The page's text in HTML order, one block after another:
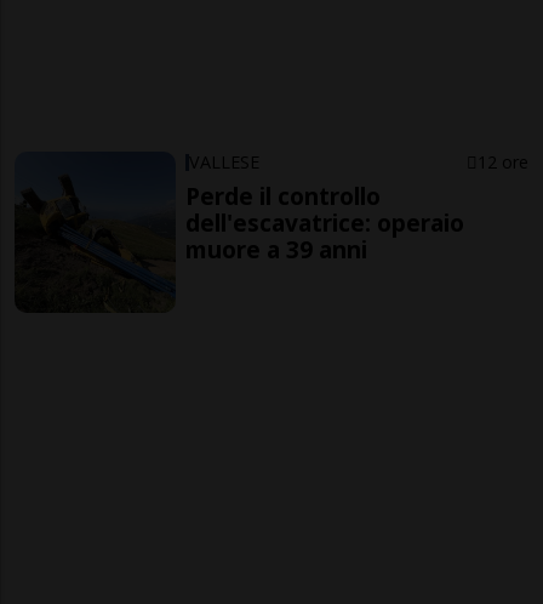
VALLESE 12 ore
Perde il controllo
dell'escavatrice: operaio
muore a 39 anni